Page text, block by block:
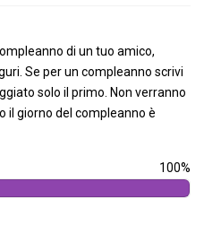
di un tuo amico,
Se per un compleanno scrivi
solo il primo. Non verranno
il giorno del compleanno è
100%